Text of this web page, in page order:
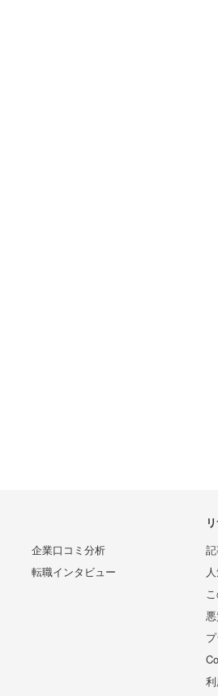
企業口コミ分析
転職インタビュー